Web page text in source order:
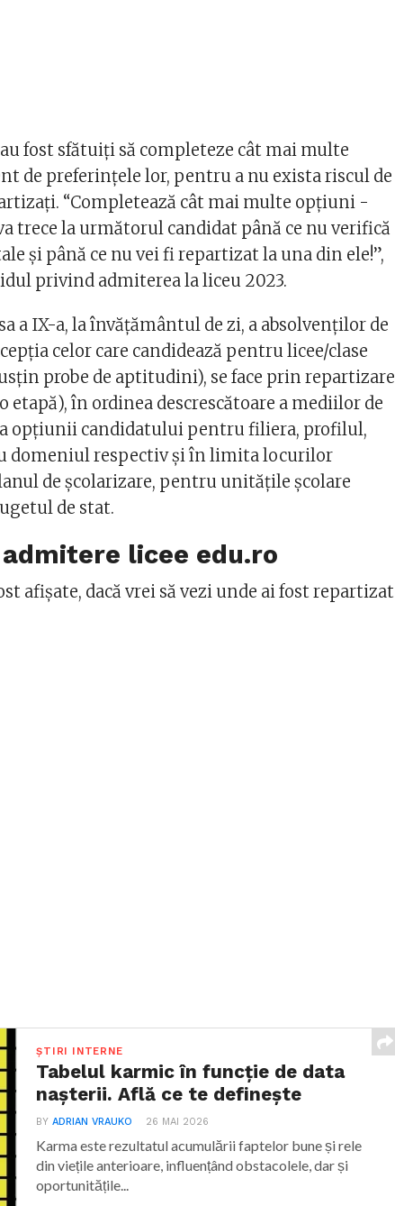
fost sfătuiţi să completeze cât mai multe
de preferinţele lor, pentru a nu exista riscul de
“Completează cât mai multe opțiuni -
trece la următorul candidat până ce nu verifică
și până ce nu vei fi repartizat la una din ele!”,
privind admiterea la liceu 2023.
a IX-a, la învăţământul de zi, a absolvenţilor de
celor care candidează pentru licee/clase
probe de aptitudini), se face prin repartizare
etapă), în ordinea descrescătoare a mediilor de
opţiunii candidatului pentru filiera, profilul,
domeniul respectiv și în limita locurilor
de şcolarizare, pentru unităţile şcolare
de stat.
licee edu.ro
afișate, dacă vrei să vezi unde ai fost repartizat
ȘTIRI INTERNE
Tabelul karmic în funcție de data
nașterii. Află ce te definește
BYADRIAN VRAUKO 26 MAI 2026
Karma este rezultatul acumulării faptelor bune și rele
din viețile anterioare, influențând obstacolele, dar și
oportunitățile...